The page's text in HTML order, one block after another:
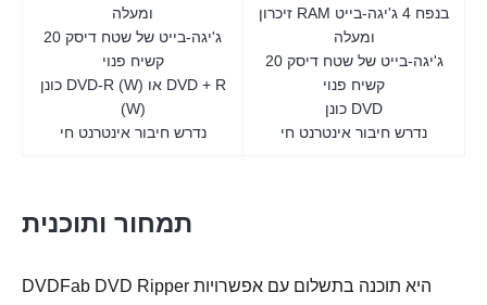
ומעלה
20 ג'יגה-בייט של שטח דיסק
קשיח פנוי
כונן DVD-R (W) או DVD + R
(W)
נדרש חיבור אינטרנט חי
זיכרון RAM בנפח 4 ג'יגה-בייט
ומעלה
20 ג'יגה-בייט של שטח דיסק
קשיח פנוי
כונן DVD
נדרש חיבור אינטרנט חי
תמחור ותוכנית
DVDFab DVD Ripper היא תוכנה בתשלום עם אפשרויות